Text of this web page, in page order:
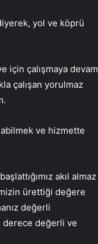
yol ve köprü
için çalışmaya devam
çalışan yorulmaz
ve hizmette
akıl almaz
ürettiği değere
değerli
derece değerli ve